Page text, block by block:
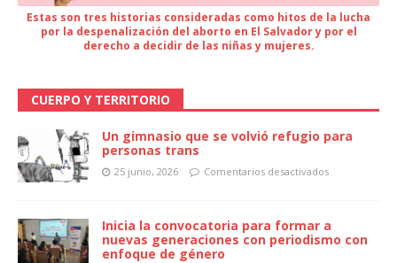
Estas son tres historias consideradas como hitos de la lucha
por la despenalización del aborto en El Salvador y por el
derecho a decidir de las niñas y mujeres.
CUERPO Y TERRITORIO
Un gimnasio que se volvió refugio para
personas trans
25 junio, 2026 Comentarios desactivados
Inicia la convocatoria para formar a
nuevas generaciones con periodismo con
enfoque de género